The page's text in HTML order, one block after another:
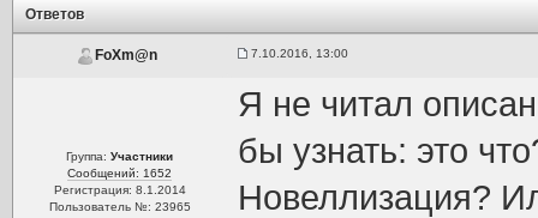
Ответов
FoXm@n 7.10.2016, 13:00
Группа:Участники
Сообщений: 1652
Регистрация: 8.1.2014
Пользователь №: 23965
Я не читал
бы узнать: это
Новеллизация?